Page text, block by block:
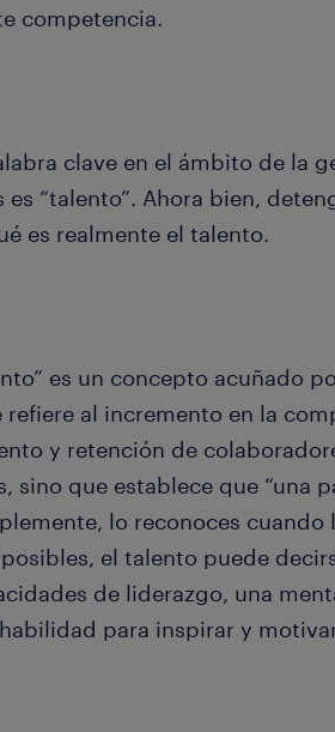
competencia.
clave en el ámbito de la
es “talento”. Ahora bien,
es realmente el talento.
es un concepto acuñado
refiere al incremento en la
y retención de
sino que establece que “una
lo reconoces cuando
el talento puede
de liderazgo, una
para inspirar y